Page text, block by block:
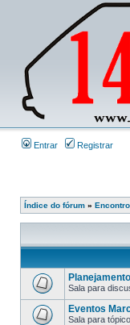
Entrar Registrar
Índice do fórum »
Sala para
Eventos
Sala para